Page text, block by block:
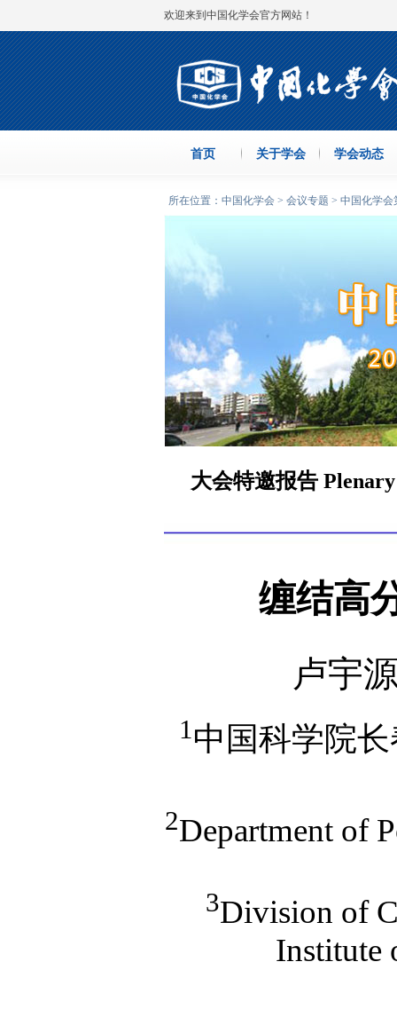
欢迎来到中国化学会官方网站！
首页 关于学会 学会动态
所在位置：中国化学会 > 会议专题 > 中国化学会
大会特邀报告
缠结高
卢宇
1中国科学院
2Department of
3Division of
Institute